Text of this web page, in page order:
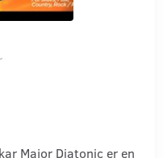
Major Diatonic er en